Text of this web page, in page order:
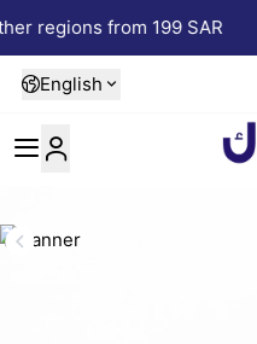
from 199 SAR 🔥
English